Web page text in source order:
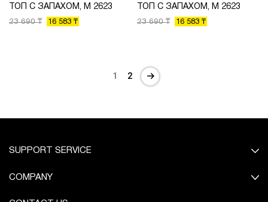
ТОП С ЗАПАХОМ, М 2623
23 690 ₸
16 583 ₸
ТОП С ЗАПАХОМ, М 2623
23 690 ₸
16 583 ₸
1 2
SUPPORT SERVICE
COMPANY